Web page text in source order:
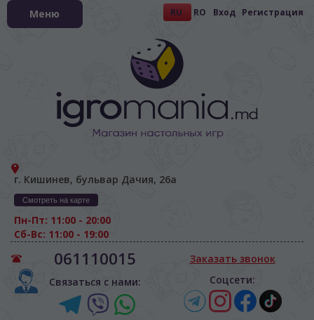
RU RO Вход Регистрация
г. Кишинев, бульвар Дачия, 26а
Смотреть на карте
Пн-Пт: 11:00 - 20:00
Сб-Вс: 11:00 - 19:00
061110015
Связаться с нами:
Заказать звонок
Соцсети:
Меню